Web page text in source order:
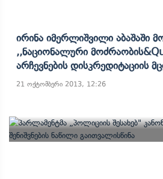
Ირინა Იმერლიშვილი Აბაშაში
,,ნაციონალური
Არჩევნების Დისკრედიტაციის
21 ოქტომბერი 2013, 12:26